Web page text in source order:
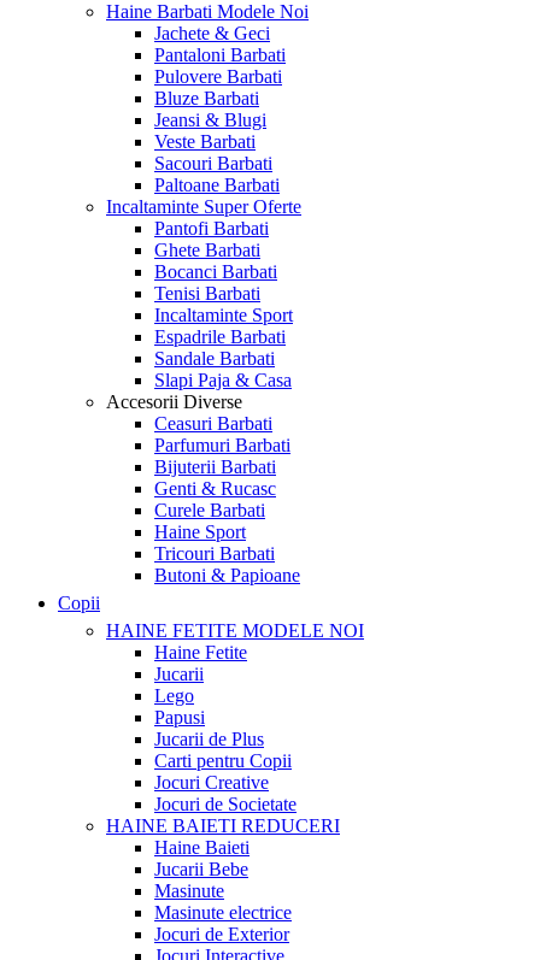
Haine Barbati Modele Noi
Jachete & Geci
Pantaloni Barbati
Pulovere Barbati
Bluze Barbati
Jeansi & Blugi
Veste Barbati
Sacouri Barbati
Paltoane Barbati
Incaltaminte Super Oferte
Pantofi Barbati
Ghete Barbati
Bocanci Barbati
Tenisi Barbati
Incaltaminte Sport
Espadrile Barbati
Sandale Barbati
Slapi Paja & Casa
Accesorii Diverse
Ceasuri Barbati
Parfumuri Barbati
Bijuterii Barbati
Genti & Rucasc
Curele Barbati
Haine Sport
Tricouri Barbati
Butoni & Papioane
Copii
HAINE FETITE MODELE NOI
Haine Fetite
Jucarii
Lego
Papusi
Jucarii de Plus
Carti pentru Copii
Jocuri Creative
Jocuri de Societate
HAINE BAIETI REDUCERI
Haine Baieti
Jucarii Bebe
Masinute
Masinute electrice
Jocuri de Exterior
Jocuri Interactive